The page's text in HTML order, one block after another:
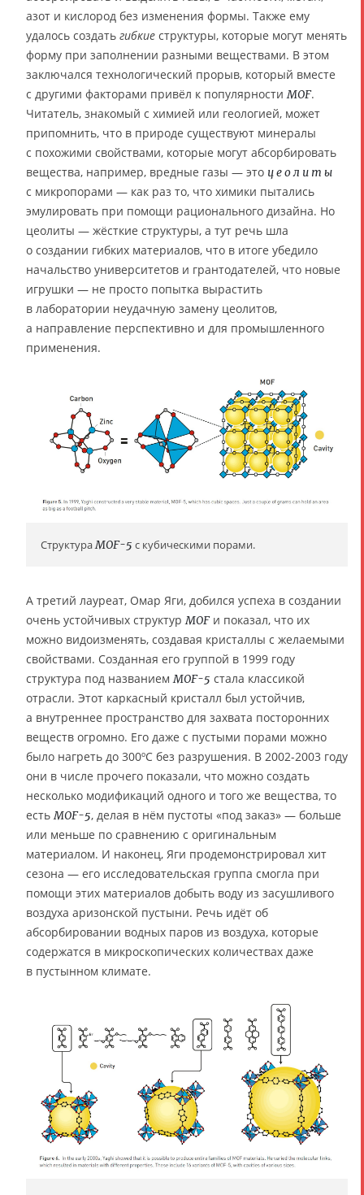
азот и кислород без изменения формы. Также ему
удалось создать гибкие структуры, которые могут менять
форму при заполнении разными веществами. В этом
заключался технологический прорыв, который вместе
с другими факторами привёл к популярностиMOF.
Читатель, знакомый с химией или геологией, может
припомнить, что в природе существуют минералы
с похожими свойствами, которые могут абсорбировать
вещества, например, вредные газы — это цеолиты
с микропорами — как раз то, что химики пытались
эмулировать при помощи рационального дизайна. Но
цеолиты — жёсткие структуры, а тут речь шла
о создании гибких материалов, что в итоге убедило
начальство университетов и грантодателей, что новые
игрушки — не просто попытка вырастить
в лаборатории неудачную замену цеолитов,
а направление перспективно и для промышленного
применения.
СтруктураMOF-5 с кубическими порами.
А третий лауреат, Омар Яги, добился успеха в создании
очень устойчивых структур MOFи показал, что их
можно видоизменять, создавая кристаллы с желаемыми
свойствами. Созданная его группой в 1999 году
структура под названием MOF-5 стала классикой
отрасли. Этот каркасный кристалл был устойчив,
а внутреннее пространство для захвата посторонних
веществ огромно. Его даже с пустыми порами можно
было нагреть до 300ºC без разрушения. В 2002-2003 году
они в числе прочего показали, что можно создать
несколько модификаций одного и того же вещества, то
есть MOF-5, делая в нём пустоты «под заказ» — больше
или меньше по сравнению с оригинальным
материалом. И наконец, Яги продемонстрировал хит
сезона — его исследовательская группа смогла при
помощи этих материалов добыть воду из засушливого
воздуха аризонской пустыни. Речь идёт об
абсорбировании водных паров из воздуха, которые
содержатся в микроскопических количествах даже
в пустынном климате.